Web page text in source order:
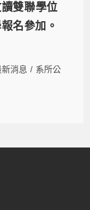
雙聯學位
名參加。
新消息 / 系所公